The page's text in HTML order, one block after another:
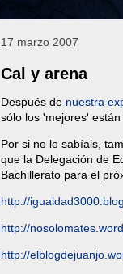
17 marzo 2007
Cal y arena
Después de nuestra
sólo los 'mejores'
Por si no lo sabíais,
que la Delegación de
Bachillerato para el
http://
http://
http://